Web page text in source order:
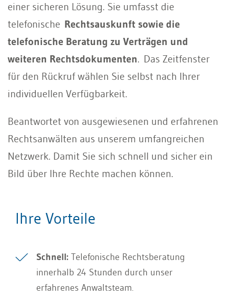
einer sicheren Lösung. Sie umfasst die
telefonische Rechtsauskunft sowie die
telefonische Beratung zu Verträgen und
weiteren Rechtsdokumenten. Das Zeitfenster
für den Rückruf wählen Sie selbst nach Ihrer
individuellen Verfügbarkeit.
Beantwortet von ausgewiesenen und erfahrenen
Rechtsanwälten aus unserem umfangreichen
Netzwerk. Damit Sie sich schnell und sicher ein
Bild über Ihre Rechte machen können.
Ihre Vorteile
Schnell: Telefonische Rechtsberatung
innerhalb 24 Stunden durch unser
erfahrenes Anwaltsteam.